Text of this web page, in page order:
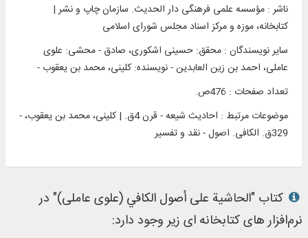
ناشر : مؤسسه علمی فرهنگی دار الحديث. سازمان چاپ و نشر |
کتابخانه، موزه و مرکز اسناد مجلس شورای اسلامی
سایر نویسندگان : محقق: حسینی اشکوری، صادق - محشی: علوی
عاملی، احمد بن زین العابدین - نویسنده: کلینی، محمد بن یعقوب -
تعداد صفحات : 476ص.
موضوعات مرتبط :
احادیث شیعه - قرن 4ق. | کلینی، محمد بن یعقوب، -
329ق. الکافی. اصول - نقد و تفسیر
کتاب "الحاشیة علی أصول الكافي (علوی عاملی)" در
نرم‌افزار های کتابخانه ای زیر وجود دارد: